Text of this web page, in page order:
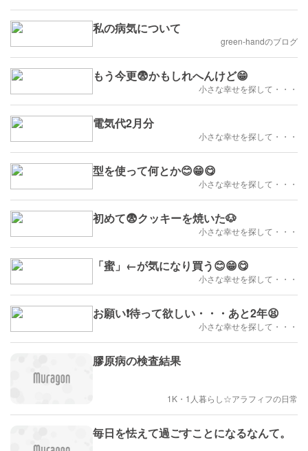
私の病気について
green-handのブログ
もう今更😨かもしれへんけど😁
小さな幸せを探して・・・
電気代2月分
小さな幸せを探して・・・
型を使って何とか😊😁😋
小さな幸せを探して・・・
初めて😨クッキーを焼いた🐶
小さな幸せを探して・・・
「蜜」←が気になり買う😊😁😋
小さな幸せを探して・・・
お願い❗待って欲しい・・・あと2年😫
小さな幸せを探して・・・
膠原病の検査結果
1K・1人暮らし☆アラフィフの日常
毎日を怯えて過ごすことになるなんて。